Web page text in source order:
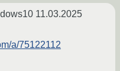
11.03.2025
a/75122112